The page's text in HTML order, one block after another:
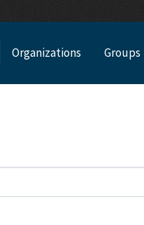
Organizations Groups